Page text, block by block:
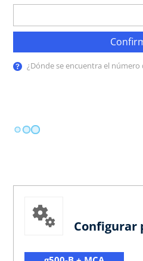
¿Dónde se encuentra el número
Configurar